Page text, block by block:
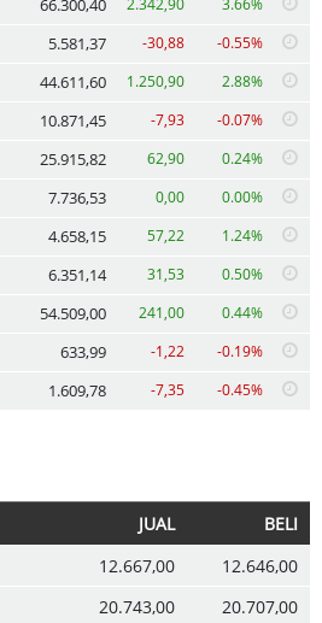
66.300,40 2.342,90 3.66%
5.581,37 -30,88 -0.55%
44.611,60 1.250,90 2.88%
10.871,45 -7,93 -0.07%
25.915,82 62,90 0.24%
7.736,53 0,00 0.00%
4.658,15 57,22 1.24%
6.351,14 31,53 0.50%
54.509,00 241,00 0.44%
633,99 -1,22 -0.19%
1.609,78 -7,35 -0.45%
JUAL
BELI
12.667,00
12.646,00
20.743,00
20.707,00